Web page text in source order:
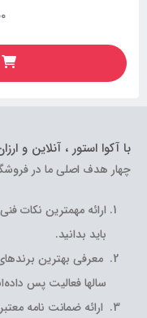
با آکوا استور ، آنلاین و
چهار هدف اصلی ما در
ارائه مهمترین نکات
باید بدانید.
معرفی بهترین
سالها فعالیت پس
ارائه ضمانت نامه